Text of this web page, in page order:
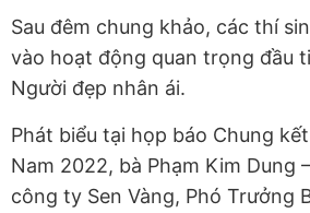
Sau đêm chung khảo, các thí
vào hoạt động quan trọng đầu
Người đẹp nhân ái.
Phát biểu tại họp báo Chung
Nam 2022, bà Phạm Kim Dung
công ty Sen Vàng, Phó Trưởng